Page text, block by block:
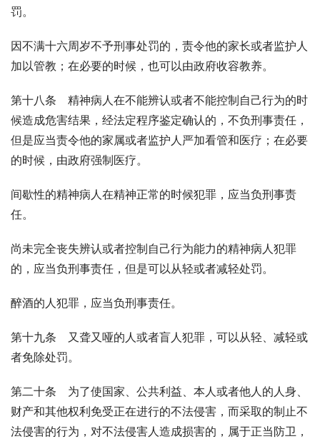
罚。
因不满十六周岁不予刑事处罚的，责令他的家长或者监护人
加以管教；在必要的时候，也可以由政府收容教养。
第十八条　精神病人在不能辨认或者不能控制自己行为的时
候造成危害结果，经法定程序鉴定确认的，不负刑事责任，
但是应当责令他的家属或者监护人严加看管和医疗；在必要
的时候，由政府强制医疗。
间歇性的精神病人在精神正常的时候犯罪，应当负刑事责
任。
尚未完全丧失辨认或者控制自己行为能力的精神病人犯罪
的，应当负刑事责任，但是可以从轻或者减轻处罚。
醉酒的人犯罪，应当负刑事责任。
第十九条　又聋又哑的人或者盲人犯罪，可以从轻、减轻或
者免除处罚。
第二十条　为了使国家、公共利益、本人或者他人的人身、
财产和其他权利免受正在进行的不法侵害，而采取的制止不
法侵害的行为，对不法侵害人造成损害的，属于正当防卫，